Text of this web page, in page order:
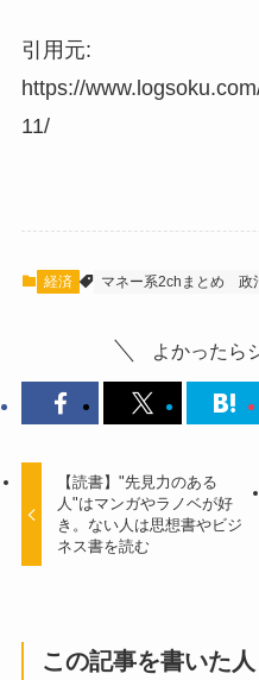
引用元:
https://
11/
経済 マネー系2chまとめ 政
よかったら
【読書】"先見力のある
人"はマンガやラノベが好
き。ない人は思想書やビジ
ネス書を読む
この記事を書いた人